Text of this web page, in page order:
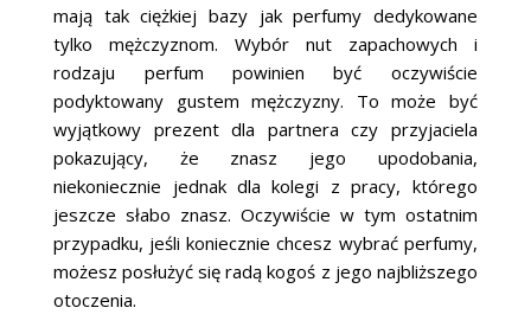
mają tak ciężkiej bazy jak perfumy dedykowane
tylko mężczyznom. Wybór nut zapachowych i
rodzaju perfum powinien być oczywiście
podyktowany gustem mężczyzny. To może być
wyjątkowy prezent dla partnera czy przyjaciela
pokazujący, że znasz jego upodobania,
niekoniecznie jednak dla kolegi z pracy, którego
jeszcze słabo znasz. Oczywiście w tym ostatnim
przypadku, jeśli koniecznie chcesz wybrać perfumy,
możesz posłużyć się radą kogoś z jego najbliższego
otoczenia.